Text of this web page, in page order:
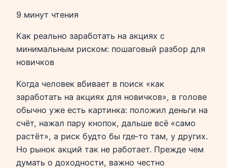
9 минут чтения
Как реально заработать на акциях с
минимальным риском: пошаговый разбор для
новичков
Когда человек вбивает в поиск «как
заработать на акциях для новичков», в голове
обычно уже есть картинка: положил деньги на
счёт, нажал пару кнопок, дальше всё «само
растёт», а риск будто бы где‑то там, у других.
Но рынок акций так не работает. Прежде чем
думать о доходности, важно честно